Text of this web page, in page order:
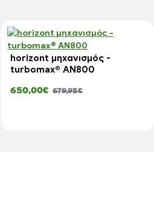
horizont μηχανισμός -
turbomax® AN800
650,00€ 679,95€